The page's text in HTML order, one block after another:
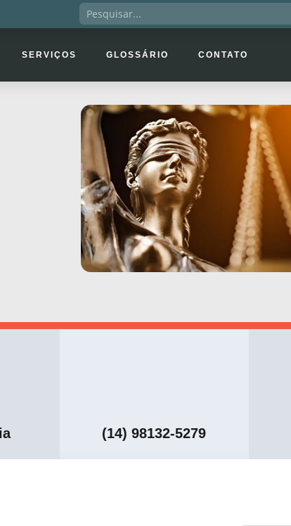
SERVIÇOS GLOSSÁRIO CONTATO
(14) 98132-5279